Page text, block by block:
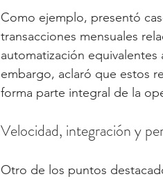
Como ejemplo, presentó
transacciones mensuales
automatización
embargo, aclaró que estos
forma parte integral de la
Velocidad, integración y
Otro de los puntos